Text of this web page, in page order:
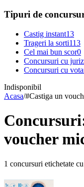
Tipuri de
Castig instant13
Trageri la sorti113
Cel mai bun scor0
Concursuri cu
Concursuri cu
Indisponibil
Acasa/#Castiga un
voucher
1 concursuri etichetate